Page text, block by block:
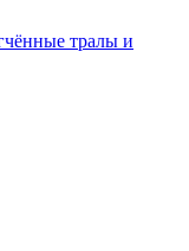
тралы и